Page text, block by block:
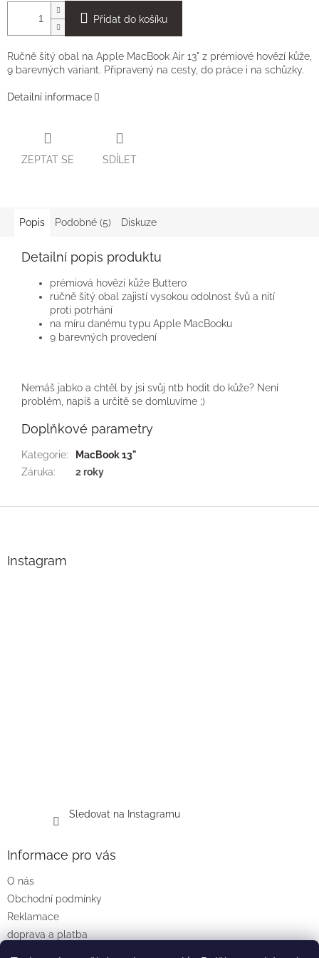
Přidat do košíku
Ručně šitý obal na Apple MacBook Air 13" z prémiové hovězí kůže,
9 barevných variant. Připravený na cesty, do práce i na schůzky.
Detailní informace
ZEPTAT SE SDÍLET
Popis Podobné (5) Diskuze
Detailní popis produktu
prémiová hovězí kůže Buttero
ručně šitý obal zajistí vysokou odolnost švů a nití
proti potrhání
na míru danému typu Apple MacBooku
9 barevných provedení
Nemáš jabko a chtěl by jsi svůj ntb hodit do kůže? Není
problém, napiš a určitě se domluvíme ;)
Doplňkové parametry
Kategorie:
MacBook 13"
Záruka: 2 roky
Instagram
Sledovat na Instagramu
Informace pro vás
O nás
Obchodní podmínky
Reklamace
doprava a platba